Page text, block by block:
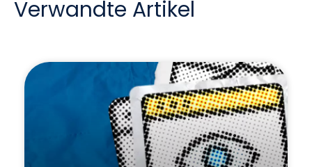
Verwandte Artikel